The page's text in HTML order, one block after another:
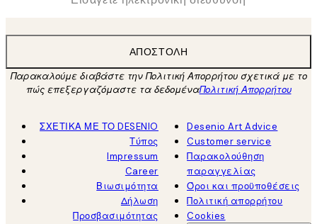
ΑΠΟΣΤΟΛΉ
Παρακαλούμε διαβάστε την Πολιτική Απορρήτου σχετικά με το
πώς επεξεργαζόμαστε τα δεδομέναΠολιτική Απορρήτου
ΣΧΕΤΙΚΑ ΜΕ ΤΟ DESENIO
Τύπος
Impressum
Career
Βιωσιμότητα
Δήλωση
Προσβασιμότητας
Desenio Art Advice
Customer service
Παρακολούθηση
παραγγελίας
Όροι και προϋποθέσεις
Πολιτική απορρήτου
Cookies